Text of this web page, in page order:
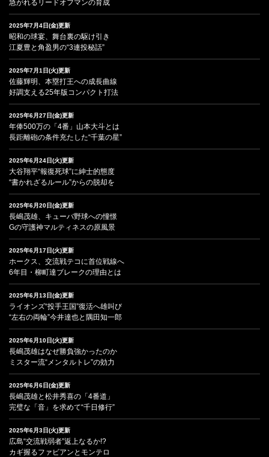
急がれるリードオフマンの育成
2025年7月4日(金)更新
昭和の球宴、舞台裏の駆け引き
江夏豊と角盈男の“3連投秘話”
2025年7月1日(火)更新
佐藤輝明、本塁打王への成長曲線
好調支える25年版コンパクト打法
2025年6月27日(金)更新
年俸500万の「4番」山本大斗とは
長距離砲の条件充たした“千葉の星”
2025年6月24日(火)更新
大谷翔平“報復死球”に紳士的態度
“書かれざるルール”からの脱却を
2025年6月20日(金)更新
長嶋茂雄、キューバ野球への憧憬
Gの守護神マルティネスの原風景
2025年6月17日(火)更新
ホークス、交流戦テコに首位戦線へ
6年目・柳町達ブレークの理由とは
2025年6月13日(金)更新
ライオンズ“投手王国”復活へ雄叫び
“左右の両輪”今井達也と隅田知一郎
2025年6月10日(火)更新
長嶋茂雄はなぜ勝負強かったのか
ミスター流“メンタルトレ”の効力
2025年6月6日(金)更新
長嶋茂雄と松井秀喜の「4番道」
完璧な「音」を求めて“千日修行”
2025年6月3日(火)更新
広島“交流戦弱者”返上なるか!?
カギ握るファビアンとモンテロ